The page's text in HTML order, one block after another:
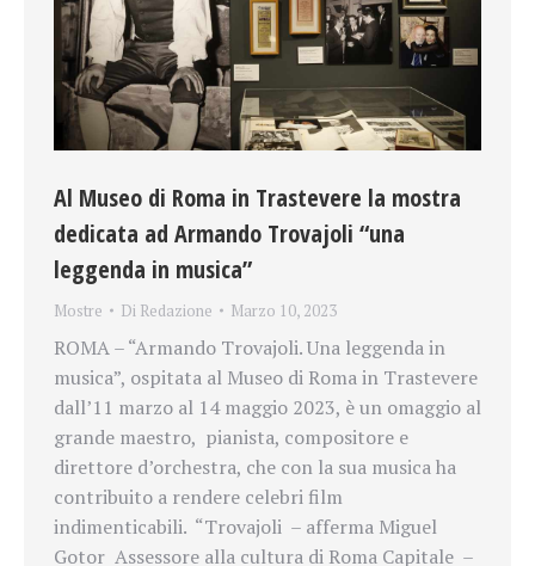
Al Museo di Roma in Trastevere la mostra
dedicata ad Armando Trovajoli “una
leggenda in musica”
Mostre Di Redazione Marzo 10, 2023
ROMA – “Armando Trovajoli. Una leggenda in
musica”, ospitata al Museo di Roma in Trastevere
dall’11 marzo al 14 maggio 2023, è un omaggio al
grande maestro, pianista, compositore e
direttore d’orchestra, che con la sua musica ha
contribuito a rendere celebri film
indimenticabili. “Trovajoli – afferma Miguel
Gotor Assessore alla cultura di Roma Capitale –